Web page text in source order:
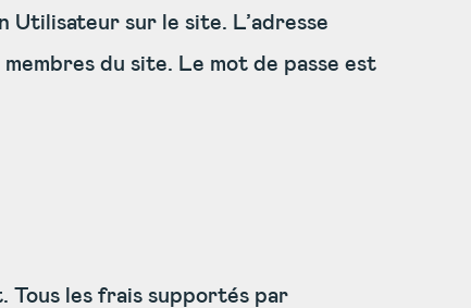
Utilisateur sur le site. L’adresse
du site. Le mot de passe est
les frais supportés par